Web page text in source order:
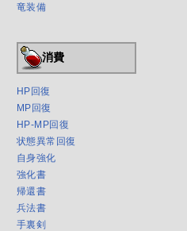
竜装備
消費
HP回復
MP回復
HP-MP回復
状態異常回復
自身強化
強化書
帰還書
兵法書
手裏剣